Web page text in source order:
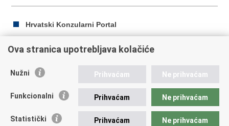
Hrvatski Konzularni Portal
Ispiši
Podijeli
Facebooku
Twitteru
Republika Hrvatska
Trg N.Š. Zrinskog 7-8, 10000 Zagreb
Ova stranica upotrebljava kolačiće
Nužni Prihvaćam Ne prihvaćam
Funkcionalni Prihvaćam Ne prihvaćam
Statistički Prihvaćam Ne prihvaćam